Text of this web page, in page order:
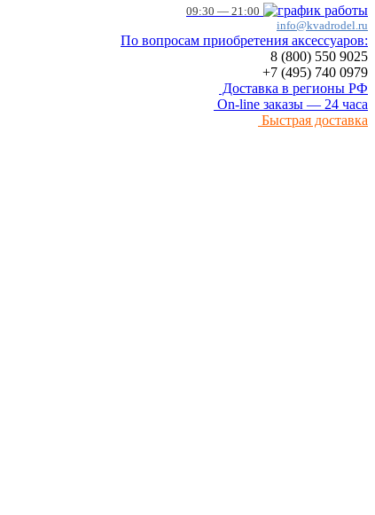
09:30 — 21:00
info@kvadrodel.ru
По вопросам приобретения аксессуаров:
8 (800) 550 9025
+7 (495) 740 0979
Доставка в регионы РФ
On-line заказы — 24 часа
Быстрая доставка